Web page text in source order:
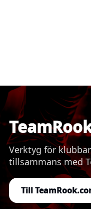
Verktyg för
tillsammans med
Till